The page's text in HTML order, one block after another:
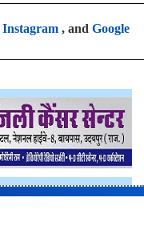
Instagram, and Google